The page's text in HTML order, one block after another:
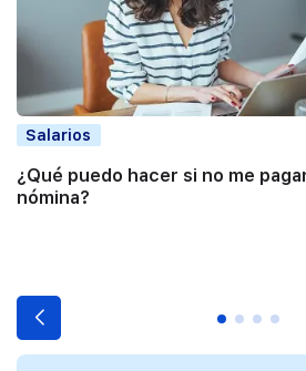
Salarios
¿Qué puedo hacer si no me
nómina?